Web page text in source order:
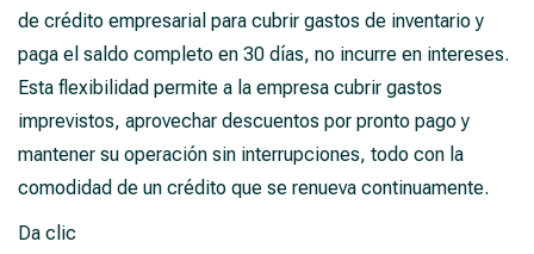
de crédito empresarial para cubrir gastos de inventario y
paga el saldo completo en 30 días, no incurre en intereses.
Esta flexibilidad permite a la empresa cubrir gastos
imprevistos, aprovechar descuentos por pronto pago y
mantener su operación sin interrupciones, todo con la
comodidad de un crédito que se renueva continuamente.
Da clic